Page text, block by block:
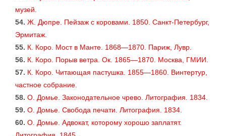
музей.
54. Ж. Дюпре. Пейзаж с коровами. 1850. Санкт-Петербург,
Эрмитаж.
55. К. Коро. Мост в Манте. 1868—1870. Париж, Лувр.
56. К. Коро. Порыв ветра. Ок. 1865—1870. Москва, ГМИИ.
57. К. Коро. Читающая пастушка. 1855—1860. Винтертур,
частное собрание.
58. О. Домье. Законодательное чрево. Литография. 1834.
59. О. Домье. Свобода печати. Литография. 1834.
60. О. Домье. Адвокат, которому хорошо заплатят.